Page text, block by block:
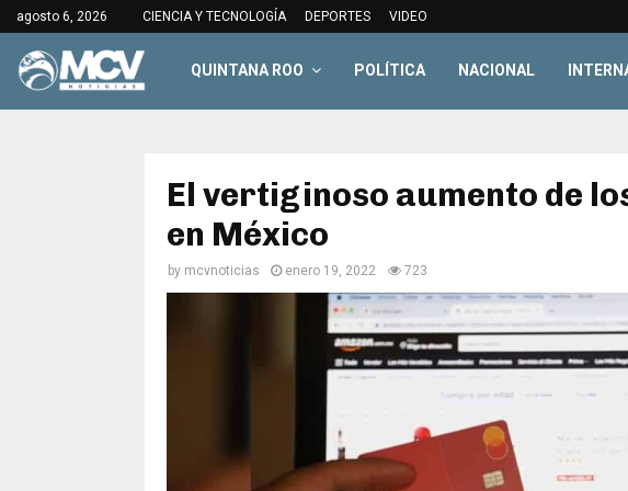
agosto 6, 2026 CIENCIA Y TECNOLOGÍA DEPORTES VIDEO
QUINTANA ROO POLÍTICA NACIONAL
El vertiginoso aumento de
en México
by mcvnoticias enero 19, 2022 723